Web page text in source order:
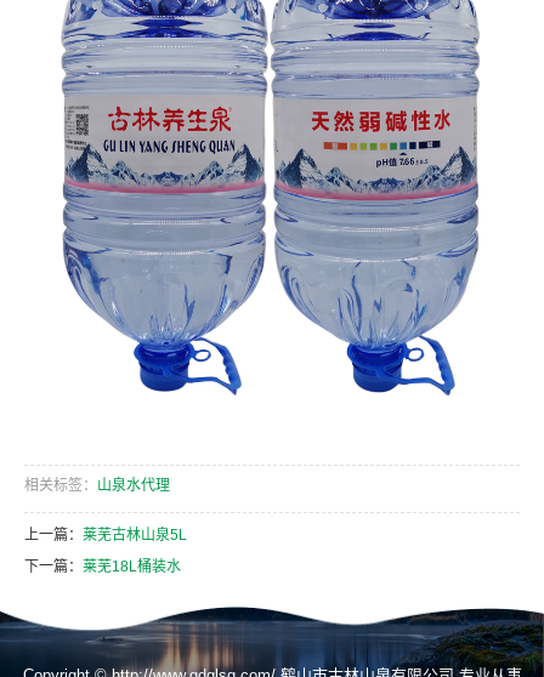
相关标签： 山泉水代理
上一篇： 莱芜古林山泉5L
下一篇： 莱芜18L桶装水